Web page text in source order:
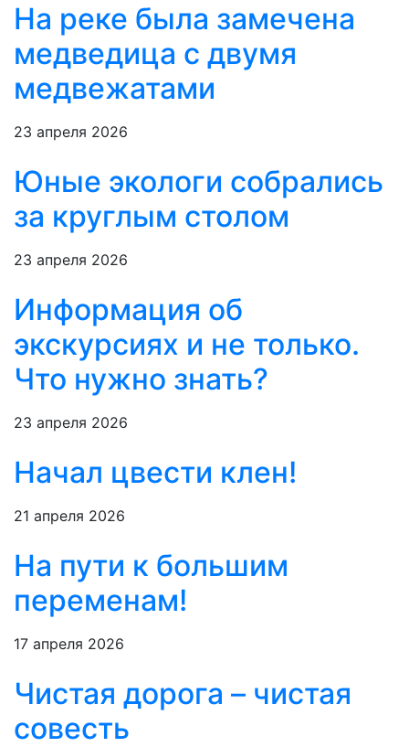
На реке была замечена
медведица с двумя
медвежатами
23 апреля 2026
Юные экологи собрались
за круглым столом
23 апреля 2026
Информация об
экскурсиях и не только.
Что нужно знать?
23 апреля 2026
Начал цвести клен!
21 апреля 2026
На пути к большим
переменам!
17 апреля 2026
Чистая дорога – чистая
совесть